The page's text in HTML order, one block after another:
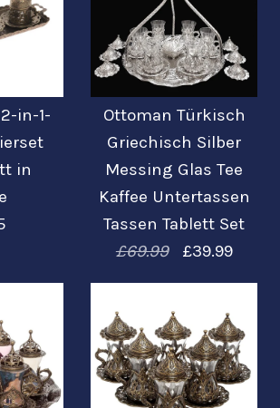
in-1-
in
Ottoman Türkisch
Griechisch Silber
Messing Glas Tee
Kaffee Untertassen
Tassen Tablett Set
£69.99
£39.99